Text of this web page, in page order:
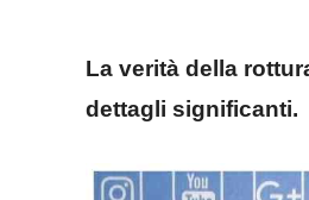
La verità della
dettagli significanti.